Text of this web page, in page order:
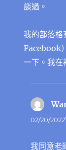
談過。
我的部落格
Facebook
一下。我在
02/20/2022
我同意老